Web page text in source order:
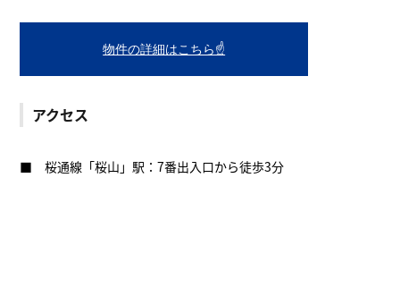
物件の詳細はこちら☝
アクセス
■ 桜通線「桜山」駅：7番出入口から徒歩3分